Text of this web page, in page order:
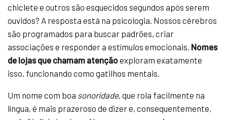
chiclete e outros são esquecidos segundos após serem
ouvidos? A resposta está na psicologia. Nossos cérebros
são programados para buscar padrões, criar
associações e responder a estímulos emocionais. Nomes
de lojas que chamam atençãoexploram exatamente
isso, funcionando como gatilhos mentais.
Um nome com boa sonoridade, que rola facilmente na
língua, é mais prazeroso de dizer e, consequentemente,